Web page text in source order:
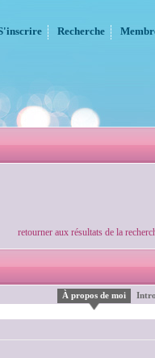
Recherche
retourner aux résultats de la
À propos de moi
Intro